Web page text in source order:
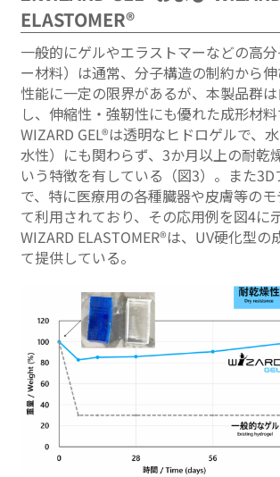
ELASTOMER®
一般的にゲルやエラストマーなどの高
ー材料）は通常、分子構造の制約から
性能に一定の限界があるが、本製品群
し、伸縮性・強靭性にも優れた成形材料
WIZARD GEL®は透明なヒドロゲルで、
水性）にも関わらず、3か月以上の耐乾
いう特徴を有している（図3）。また
で、特に医療用の各種臓器や皮膚等の
て利用されており、その応用例を図4に
WIZARD ELASTOMER®は、UV硬化型の
て提供している。